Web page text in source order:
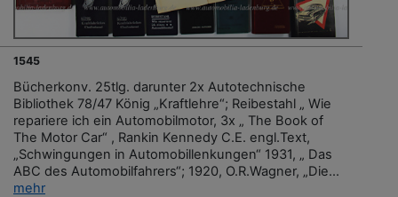
1545
Bücherkonv. 25tlg. darunter 2x Autotechnische
Bibliothek 78/47 König „Kraftlehre“; Reibestahl „ Wie
repariere ich ein Automobilmotor, 3x „ The Book of
The Motor Car“ , Rankin Kennedy C.E. engl.Text,
„Schwingungen in Automobillenkungen“ 1931, „ Das
ABC des Automobilfahrers“; 1920, O.R.Wagner, „Die...
mehr